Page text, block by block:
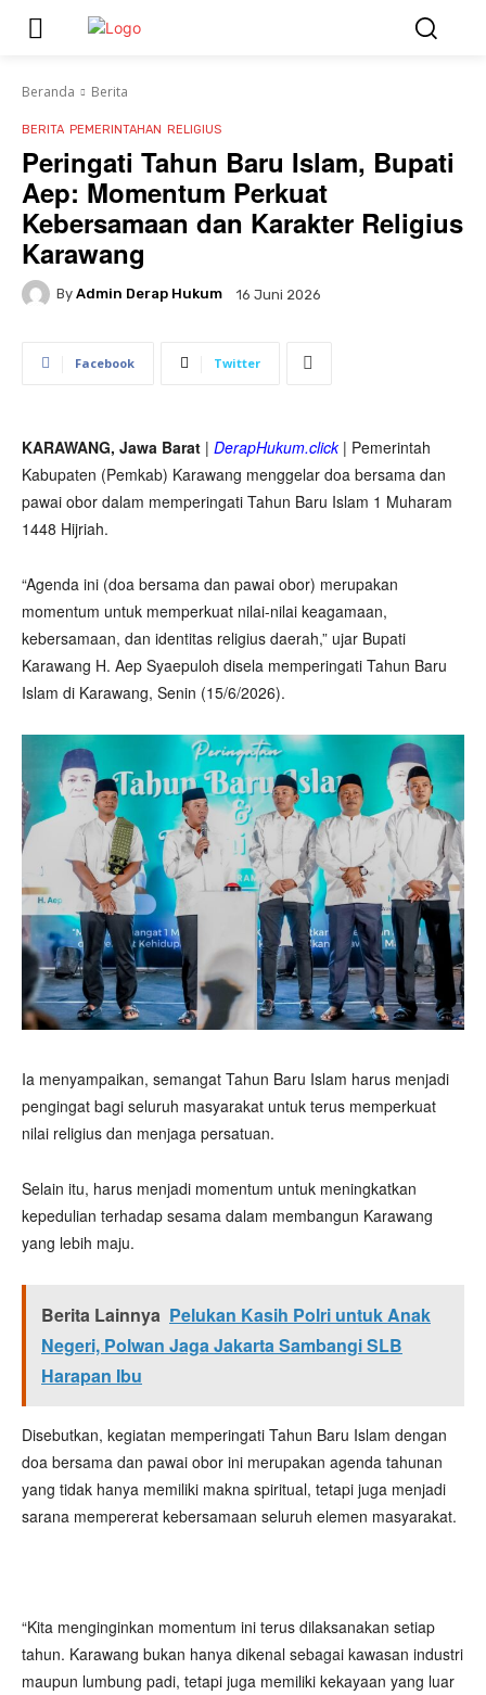
Beranda Berita
BERITA PEMERINTAHAN RELIGIUS
Peringati Tahun Baru Islam, Bupati
Aep: Momentum Perkuat
Kebersamaan dan Karakter Religius
Karawang
By Admin Derap Hukum 16 Juni 2026
Facebook Twitter
KARAWANG, Jawa Barat | DerapHukum.click| Pemerintah
Kabupaten (Pemkab) Karawang menggelar doa bersama dan
pawai obor dalam memperingati Tahun Baru Islam 1 Muharam
1448 Hijriah.
“Agenda ini (doa bersama dan pawai obor) merupakan
momentum untuk memperkuat nilai-nilai keagamaan,
kebersamaan, dan identitas religius daerah,” ujar Bupati
Karawang H. Aep Syaepuloh disela memperingati Tahun Baru
Islam di Karawang, Senin (15/6/2026).
Ia menyampaikan, semangat Tahun Baru Islam harus menjadi
pengingat bagi seluruh masyarakat untuk terus memperkuat
nilai religius dan menjaga persatuan.
Selain itu, harus menjadi momentum untuk meningkatkan
kepedulian terhadap sesama dalam membangun Karawang
yang lebih maju.
Berita Lainnya Pelukan Kasih Polri untuk Anak
Negeri, Polwan Jaga Jakarta Sambangi SLB
Harapan Ibu
Disebutkan, kegiatan memperingati Tahun Baru Islam dengan
doa bersama dan pawai obor ini merupakan agenda tahunan
yang tidak hanya memiliki makna spiritual, tetapi juga menjadi
sarana mempererat kebersamaan seluruh elemen masyarakat.
“Kita menginginkan momentum ini terus dilaksanakan setiap
tahun. Karawang bukan hanya dikenal sebagai kawasan industri
maupun lumbung padi, tetapi juga memiliki kekayaan yang luar